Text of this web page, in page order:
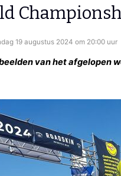
RSS
19 augustus 2024 om 20:00 uur
van het afgelopen